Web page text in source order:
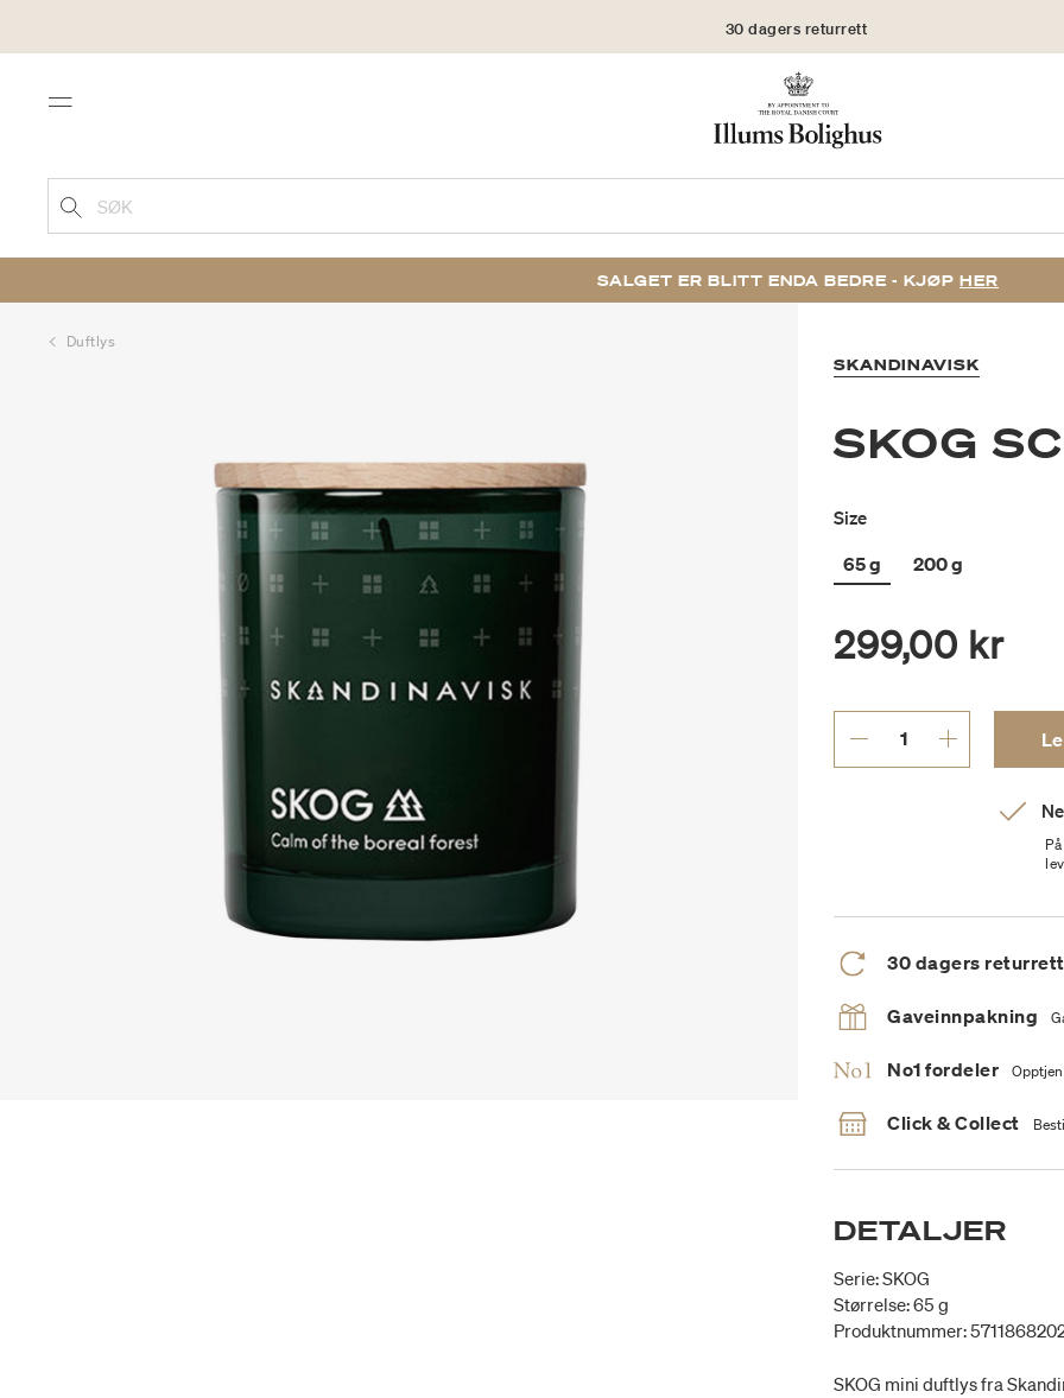
30 dagers returrett
Menu
SØK
SALGET ER BLITT ENDA BEDRE - KJØP HER
Duftlys
SKANDINAVISK
SKOG
Size
65 g
200 g
299,00 kr
30 dagers returrett
Gaveinnpakning
No1 fordeler
Click & Collect
DETALJER
Serie: SKOG
Størrelse: 65 g
Produktnummer:
SKOG mini duftlys fra